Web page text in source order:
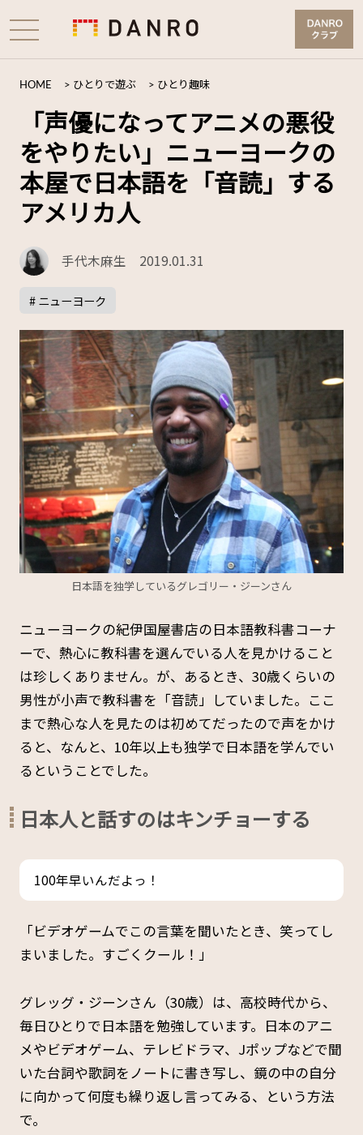
HOME > ひとりで遊ぶ > ひとり趣味
「声優になってアニメの悪役
をやりたい」ニューヨークの
本屋で日本語を「音読」する
アメリカ人
手代木麻生 2019.01.31
# ニューヨーク
日本語を独学しているグレゴリー・ジーンさん
ニューヨークの紀伊国屋書店の日本語教科書コーナ
ーで、熱心に教科書を選んでいる人を見かけること
は珍しくありません。が、あるとき、30歳くらいの
男性が小声で教科書を「音読」していました。ここ
まで熱心な人を見たのは初めてだったので声をかけ
ると、なんと、10年以上も独学で日本語を学んでい
るということでした。
日本人と話すのはキンチョーする
100年早いんだよっ！
「ビデオゲームでこの言葉を聞いたとき、笑ってし
まいました。すごくクール！」
グレッグ・ジーンさん（30歳）は、高校時代から、
毎日ひとりで日本語を勉強しています。日本のアニ
メやビデオゲーム、テレビドラマ、Jポップなどで聞
いた台詞や歌詞をノートに書き写し、鏡の中の自分
に向かって何度も繰り返し言ってみる、という方法
で。